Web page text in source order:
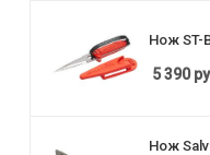
Нож ST-
5 390
Нож